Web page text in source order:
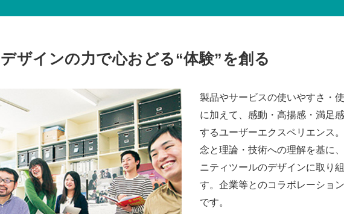
デザインの力で心おどる“体験”を創る
製品やサービスの使いやすさ・
に加えて、感動・高揚感・満足
するユーザーエクスペリエンス
念と理論・技術への理解を基に
ニティツールのデザインに取り
す。企業等とのコラボレーショ
です。